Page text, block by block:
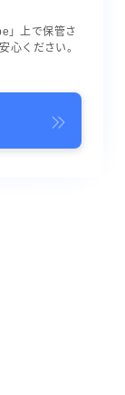
」上で保管さ
心ください。